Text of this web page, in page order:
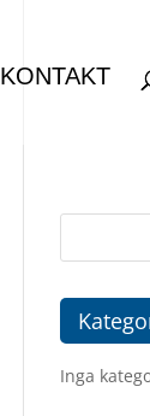
KONTAKT
Inga